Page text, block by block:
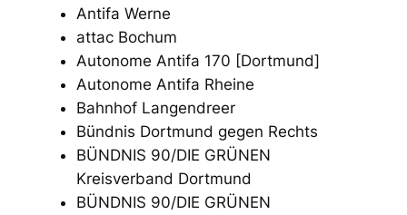
Antifa Werne
attac Bochum
Autonome Antifa 170 [Dortmund]
Autonome Antifa Rheine
Bahnhof Langendreer
Bündnis Dortmund gegen Rechts
BÜNDNIS 90/DIE GRÜNEN
Kreisverband Dortmund
BÜNDNIS 90/DIE GRÜNEN